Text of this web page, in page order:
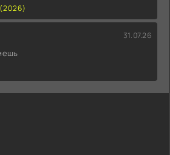
31.07.26